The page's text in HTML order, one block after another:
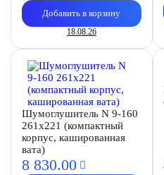
Добавить в корзину
18.08.26
Шумоглушитель N 9-160
261х221 (компактный
корпус, кашированная
вата)
8 830.00